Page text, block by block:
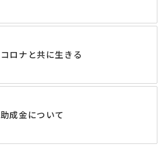
コロナと共に生きる
助成金について